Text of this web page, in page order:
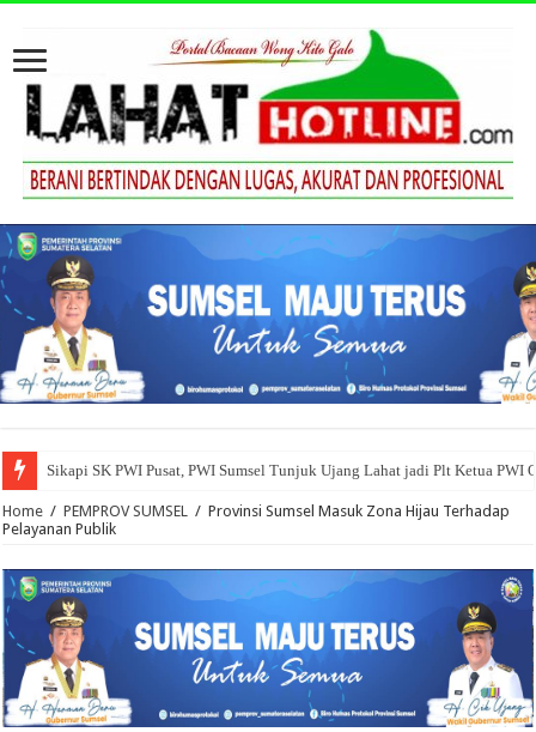
Sikapi SK PWI Pusat, PWI Sumsel Tunjuk Ujang Lahat jadi Plt Ketua PWI
Home / PEMPROV SUMSEL / Provinsi Sumsel Masuk Zona Hijau Terhadap
Pelayanan Publik